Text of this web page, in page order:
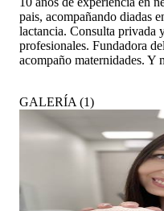
pais, acompañando diadas
lactancia. Consulta privada
profesionales. Fundadora
acompaño maternidades. Y
GALERÍA (1)